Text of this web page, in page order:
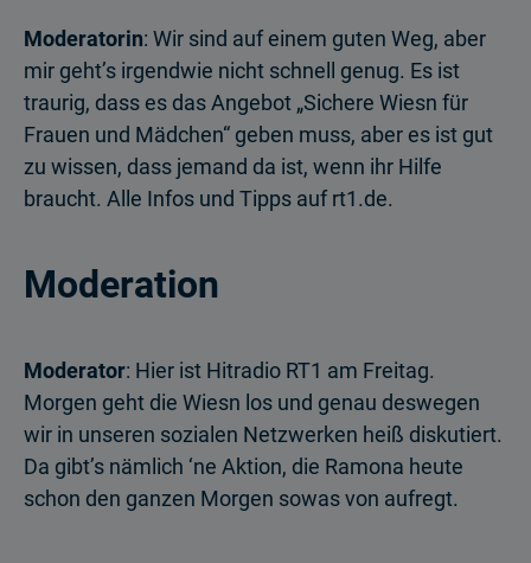
Moderatorin: Wir sind auf einem guten Weg, aber
mir geht’s irgendwie nicht schnell genug. Es ist
traurig, dass es das Angebot „Sichere Wiesn für
Frauen und Mädchen“ geben muss, aber es ist gut
zu wissen, dass jemand da ist, wenn ihr Hilfe
braucht. Alle Infos und Tipps auf rt1.de.
Moderation
Moderator: Hier ist Hitradio RT1 am Freitag.
Morgen geht die Wiesn los und genau deswegen
wir in unseren sozialen Netzwerken heiß diskutiert.
Da gibt’s nämlich ‘ne Aktion, die Ramona heute
schon den ganzen Morgen sowas von aufregt.